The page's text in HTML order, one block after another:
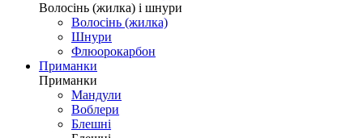
Волосінь (жилка) і шнури
Волосінь (жилка)
Шнури
Флюорокарбон
Приманки
Приманки
Мандули
Воблери
Блешні